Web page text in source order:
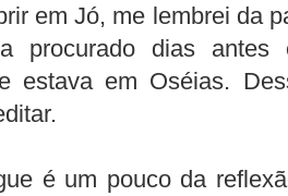
em Jó, me lembrei da
procurado dias antes
estava em Oséias.
é um pouco da